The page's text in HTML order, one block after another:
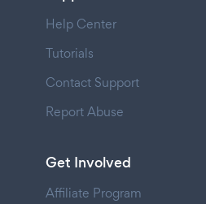
Help Center
Tutorials
Contact Support
Report Abuse
Get Involved
Affiliate Program